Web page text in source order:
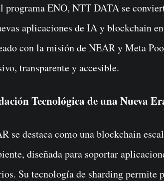
ENO, NTT DATA se
aplicaciones de IA y blockchain
con la misión de NEAR y Meta
transparente y accesible.
Tecnológica de una Nueva
se destaca como una blockchain
diseñada para soportar
Su tecnología de sharding permite